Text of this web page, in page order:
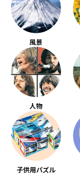
風景
人物
子供用パズル